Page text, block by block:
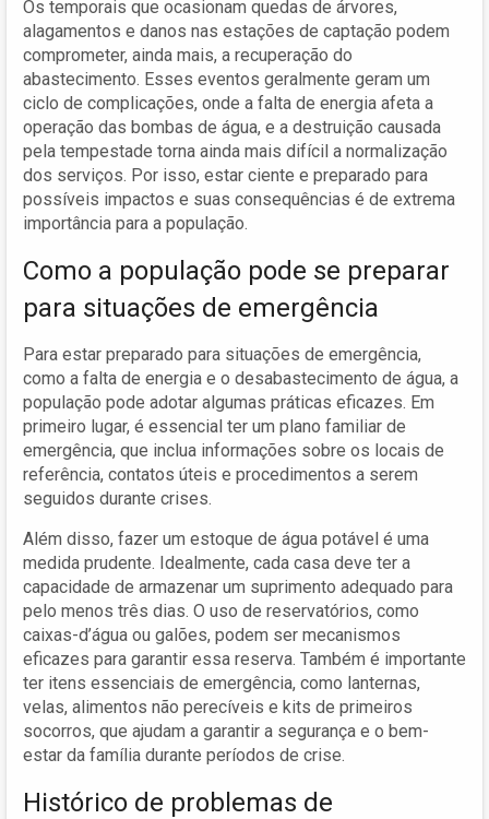
Os temporais que ocasionam quedas de árvores,
alagamentos e danos nas estações de captação podem
comprometer, ainda mais, a recuperação do
abastecimento. Esses eventos geralmente geram um
ciclo de complicações, onde a falta de energia afeta a
operação das bombas de água, e a destruição causada
pela tempestade torna ainda mais difícil a normalização
dos serviços. Por isso, estar ciente e preparado para
possíveis impactos e suas consequências é de extrema
importância para a população.
Como a população pode se preparar
para situações de emergência
Para estar preparado para situações de emergência,
como a falta de energia e o desabastecimento de água, a
população pode adotar algumas práticas eficazes. Em
primeiro lugar, é essencial ter um plano familiar de
emergência, que inclua informações sobre os locais de
referência, contatos úteis e procedimentos a serem
seguidos durante crises.
Além disso, fazer um estoque de água potável é uma
medida prudente. Idealmente, cada casa deve ter a
capacidade de armazenar um suprimento adequado para
pelo menos três dias. O uso de reservatórios, como
caixas-d’água ou galões, podem ser mecanismos
eficazes para garantir essa reserva. Também é importante
ter itens essenciais de emergência, como lanternas,
velas, alimentos não perecíveis e kits de primeiros
socorros, que ajudam a garantir a segurança e o bem-
estar da família durante períodos de crise.
Histórico de problemas de